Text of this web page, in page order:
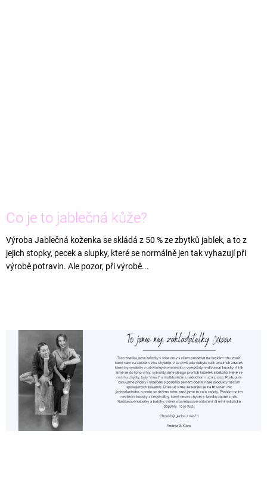
Co je to jablečná kůže?
Výroba Jablečná koženka se skládá z 50 % ze zbytků jablek, a to z
jejich stopky, pecek a slupky, které se normálně jen tak vyhazují při
výrobě potravin. Ale pozor, při výrobě...